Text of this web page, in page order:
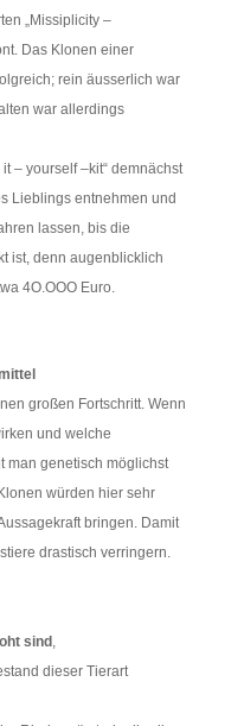
„Missiplicity –
Das Klonen einer
rein äusserlich war
war allerdings
– yourself –kit“ demnächst
Lieblings entnehmen und
lassen, bis die
ist, denn augenblicklich
4O.OOO Euro.
großen Fortschritt. Wenn
und welche
man genetisch möglichst
würden hier sehr
bringen. Damit
drastisch verringern.
sind ,
dieser Tierart